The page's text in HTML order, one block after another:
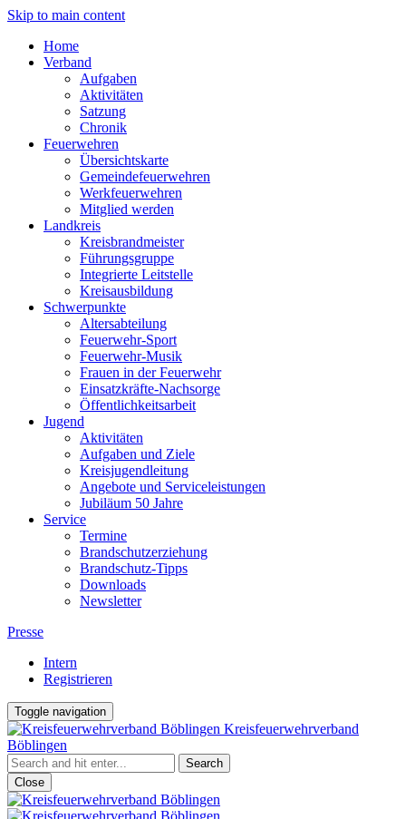
Skip to main content
Home
Verband
Aufgaben
Aktivitäten
Satzung
Chronik
Feuerwehren
Übersichtskarte
Gemeindefeuerwehren
Werkfeuerwehren
Mitglied werden
Landkreis
Kreisbrandmeister
Führungsgruppe
Integrierte Leitstelle
Kreisausbildung
Schwerpunkte
Altersabteilung
Feuerwehr-Sport
Feuerwehr-Musik
Frauen in der Feuerwehr
Einsatzkräfte-Nachsorge
Öffentlichkeitsarbeit
Jugend
Aktivitäten
Aufgaben und Ziele
Kreisjugendleitung
Angebote und Serviceleistungen
Jubiläum 50 Jahre
Service
Termine
Brandschutzerziehung
Brandschutz-Tipps
Downloads
Newsletter
Presse
Intern
Registrieren
Toggle navigation
Kreisfeuerwehrverband
Böblingen
Close